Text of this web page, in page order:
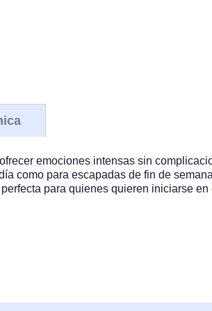
emociones intensas sin
como para escapadas de fin de
para quienes quieren iniciarse en